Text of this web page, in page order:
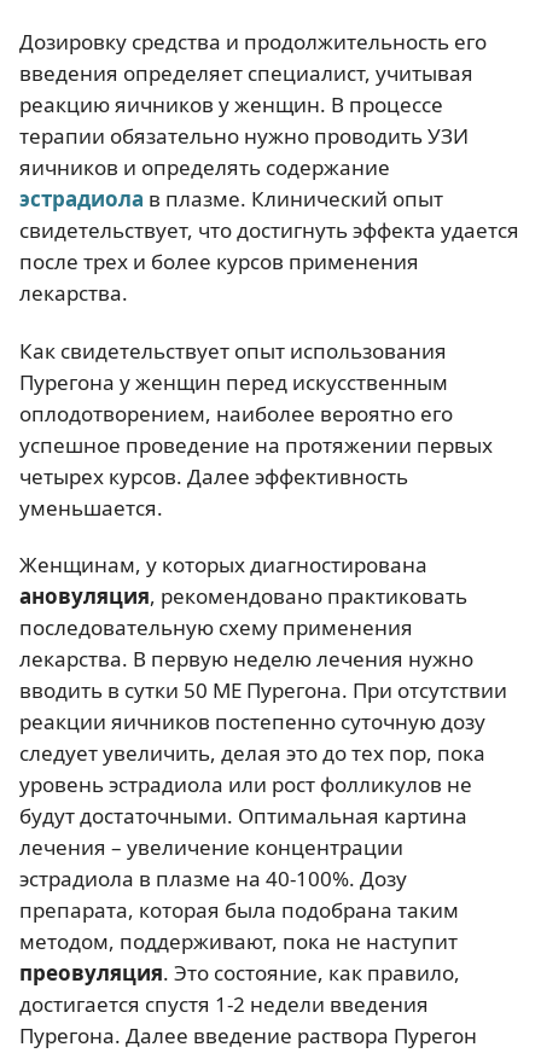
Дозировку средства и продолжительность его
введения определяет специалист, учитывая
реакцию яичников у женщин. В процессе
терапии обязательно нужно проводить УЗИ
яичников и определять содержание
эстрадиола в плазме. Клинический опыт
свидетельствует, что достигнуть эффекта удается
после трех и более курсов применения
лекарства.
Как свидетельствует опыт использования
Пурегона у женщин перед искусственным
оплодотворением, наиболее вероятно его
успешное проведение на протяжении первых
четырех курсов. Далее эффективность
уменьшается.
Женщинам, у которых диагностирована
ановуляция, рекомендовано практиковать
последовательную схему применения
лекарства. В первую неделю лечения нужно
вводить в сутки 50 МЕ Пурегона. При отсутствии
реакции яичников постепенно суточную дозу
следует увеличить, делая это до тех пор, пока
уровень эстрадиола или рост фолликулов не
будут достаточными. Оптимальная картина
лечения – увеличение концентрации
эстрадиола в плазме на 40-100%. Дозу
препарата, которая была подобрана таким
методом, поддерживают, пока не наступит
преовуляция. Это состояние, как правило,
достигается спустя 1-2 недели введения
Пурегона. Далее введение раствора Пурегон